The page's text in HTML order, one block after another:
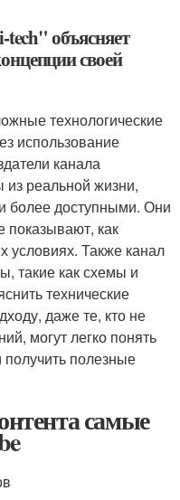
объясняет
своей
технологические
использование
канала
из реальной жизни,
более доступными. Они
показывают, как
условиях. Также канал
такие как схемы и
технические
даже те, кто не
могут легко понять
полезные
самые